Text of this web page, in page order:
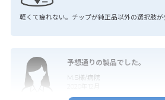
軽くて疲れない。チップが純正品以外の選択肢が
予想通りの製品でした。
M.S様/病院